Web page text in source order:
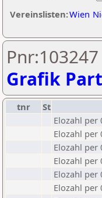
Vereinslisten:Wien
Grafik
tnr St
Elozahl per
Elozahl per
Elozahl per
Elozahl per
Elozahl per
Elozahl per